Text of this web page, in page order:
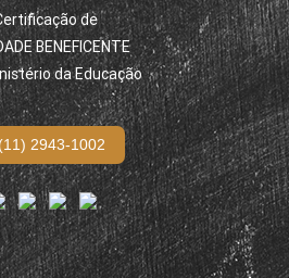
de
BENEFICENTE
da Educação
(11) 2943-1002